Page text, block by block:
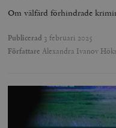
Om välfärd förhindrade
Publicerad 3 februari 2025
Författare Alexandra Ivanov